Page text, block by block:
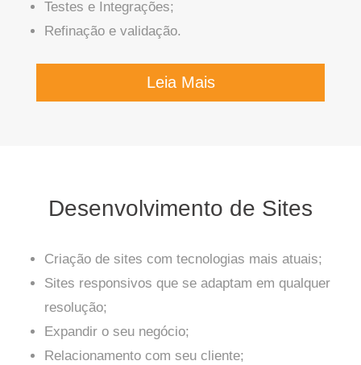
Testes e Integrações;
Refinação e validação.
Leia Mais
Desenvolvimento de Sites
Criação de sites com tecnologias mais atuais;
Sites responsivos que se adaptam em qualquer
resolução;
Expandir o seu negócio;
Relacionamento com seu cliente;